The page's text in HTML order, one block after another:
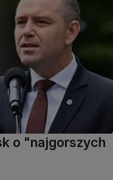
o "najgorszych